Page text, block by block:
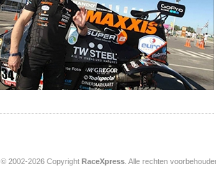
© 2002-2026 Copyright RaceXpress . Alle rechten